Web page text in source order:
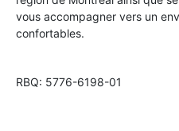
vous accompagner vers un
confortables.
RBQ: 5776-6198-01